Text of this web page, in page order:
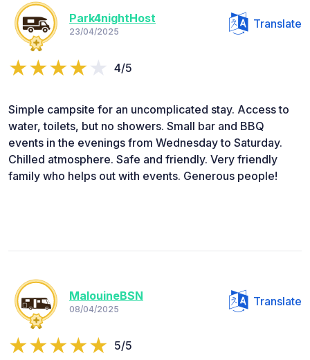
Park4nightHost
23/04/2025
Translate
4/5
Simple campsite for an uncomplicated stay. Access to
water, toilets, but no showers. Small bar and BBQ
events in the evenings from Wednesday to Saturday.
Chilled atmosphere. Safe and friendly. Very friendly
family who helps out with events. Generous people!
MalouineBSN
08/04/2025
Translate
5/5